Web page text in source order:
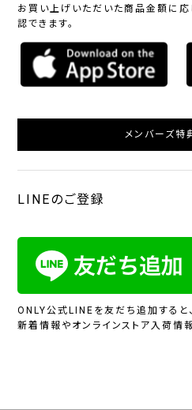
お買い上げいただいた商品金額に応
認できます。
メンバーズ特
LINEのご登録
ONLY公式LINEを友だち追加すると、
新着情報やオンラインストア入荷情